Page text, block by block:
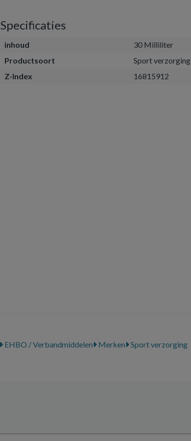
Specificaties
inhoud
30 Milliliter
Productsoort
Sport verzorging
Z-Index
16815912
EHBO / Verbandmiddelen Merken Sport verzorging